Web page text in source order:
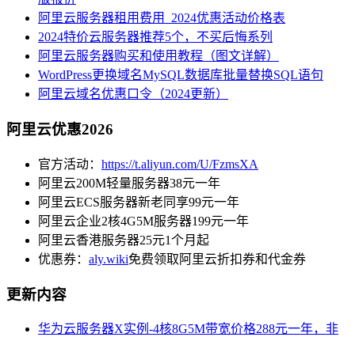
阿里云服务器租用费用_2024优惠活动价格表
2024特价云服务器推荐5个，不买后悔系列
阿里云服务器购买和使用教程（图文详解）
WordPress更换域名MySQL数据库批量替换SQL语句
阿里云域名优惠口令（2024更新）
阿里云优惠2026
官方活动： https://t.aliyun.com/U/FzmsXA
阿里云200M轻量服务器38元一年
阿里云ECS服务器新老同享99元一年
阿里云企业2核4G5M服务器199元一年
阿里云香港服务器25元1个月起
优惠券： aly.wiki免费领取阿里云折扣券和代金券
更新内容
华为云服务器X实例-4核8G5M带宽价格288元一年，非